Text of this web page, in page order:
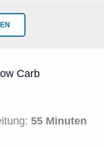
Carb
55 Minuten